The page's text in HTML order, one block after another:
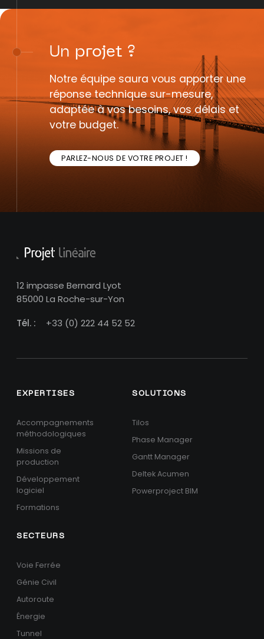
Un projet ?
Notre équipe saura vous apporter une
réponse technique sur-mesure,
adaptée à vos besoins, vos délais et
votre budget.
PARLEZ-NOUS DE VOTRE PROJET !
12 impasse Bernard Lyot
85000 La Roche-sur-Yon
Tél. :
+33 (0) 222 44 52 52
EXPERTISES
Accompagnements
méthodologiques
Missions de
production
Développement
logiciel
Formations
SOLUTIONS
Tilos
Phase Manager
Gantt Manager
Deltek Acumen
Powerproject BIM
SECTEURS
Voie Ferrée
Génie Civil
Autoroute
Énergie
Tunnel